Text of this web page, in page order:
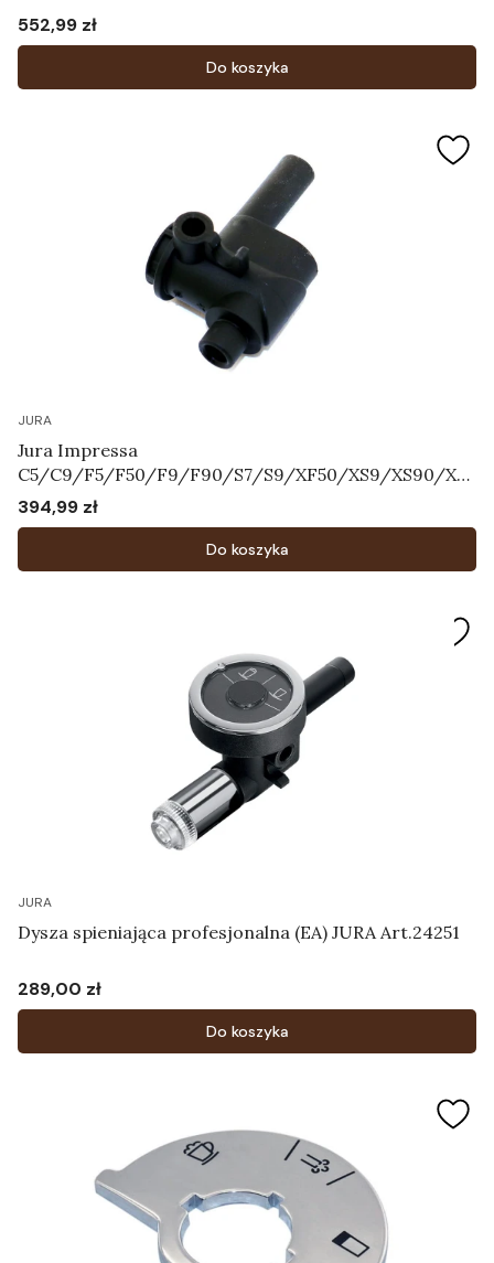
Cena
552,99 zł
Do koszyka
JURA
Jura Impressa
C5/C9/F5/F50/F9/F90/S7/S9/XF50/XS9/XS90/XS
95 - Korpus systemu mleka Art.64606
Cena
394,99 zł
Do koszyka
JURA
Dysza spieniająca profesjonalna (EA) JURA Art.24251
Cena
289,00 zł
Do koszyka